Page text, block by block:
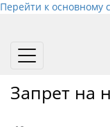
Перейти к основному
Toggle
Запрет на